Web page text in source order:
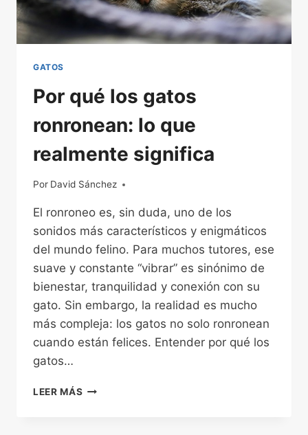
GATOS
Por qué los gatos
ronronean: lo que
realmente significa
Por David Sánchez
20/03/2026
El ronroneo es, sin duda, uno de los
sonidos más característicos y enigmáticos
del mundo felino. Para muchos tutores, ese
suave y constante “vibrar” es sinónimo de
bienestar, tranquilidad y conexión con su
gato. Sin embargo, la realidad es mucho
más compleja: los gatos no solo ronronean
cuando están felices. Entender por qué los
gatos…
LEER MÁS POR